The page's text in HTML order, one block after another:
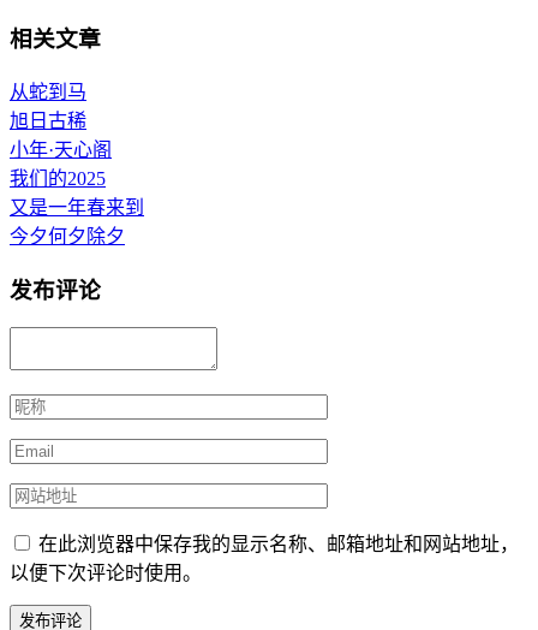
相关文章
从蛇到马
旭日古稀
小年·天心阁
我们的2025
又是一年春来到
今夕何夕除夕
发布评论
在此浏览器中保存我的显示名称、邮箱地址和网站地址，
以便下次评论时使用。